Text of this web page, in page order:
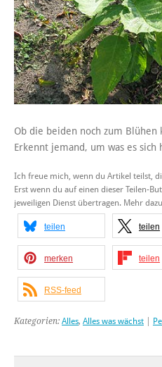
Ob die beiden noch zum
Erkennt jemand, um was es sich
Ich freue mich, wenn du Artikel teilst,
Erst wenn du auf einen dieser Teilen-
jeweiligen Dienst übertragen. Mehr
teilen teilen
merken teilen
RSS-feed
Kategorien: Alles, Alles was wächst